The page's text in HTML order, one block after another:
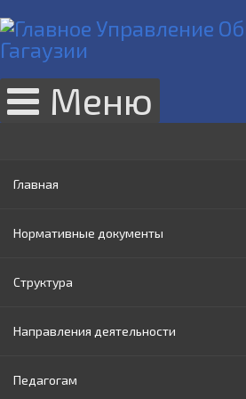
Меню
Главная
Нормативные документы
Законы РМ
Нормативные акты Правительства РМ
Нормативные документы МОИ
Структура
Руководство
Административный совет
Направления деятельности
Раннее образование
Педагогам